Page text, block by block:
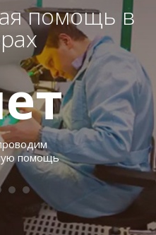
помощь в
помощь